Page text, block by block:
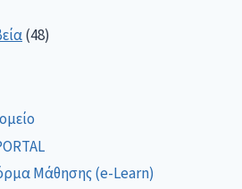
(48)
Μάθησης (e-Learn)